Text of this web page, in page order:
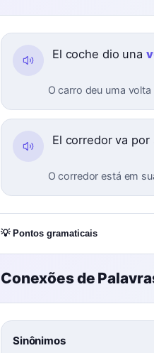
El coche dio una
O carro deu uma
El corredor va
O corredor está em
💡 Pontos gramaticais
Conexões de
Sinônimos